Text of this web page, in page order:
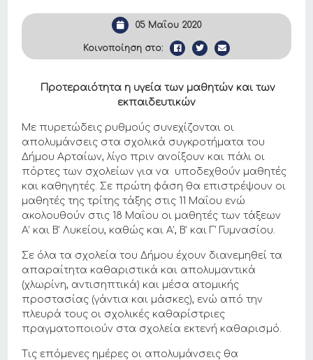
05 Μαΐου 2020
Κοινοποίηση στο:
Προτεραιότητα η υγεία των μαθητών και των
εκπαιδευτικών
Με πυρετώδεις ρυθμούς συνεχίζονται οι
απολυμάνσεις στα σχολικά συγκροτήματα του
Δήμου Αρταίων, λίγο πριν ανοίξουν και πάλι οι
πόρτες των σχολείων για να υποδεχθούν μαθητές
και καθηγητές. Σε πρώτη φάση θα επιστρέψουν οι
μαθητές της τρίτης τάξης στις 11 Μαΐου ενώ
ακολουθούν στις 18 Μαΐου οι μαθητές των τάξεων
Α’ και Β’ Λυκείου, καθώς και Α’, Β’ και Γ’ Γυμνασίου.
Σε όλα τα σχολεία του Δήμου έχουν διανεμηθεί τα
απαραίτητα καθαριστικά και απολυμαντικά
(χλωρίνη, αντισηπτικά) και μέσα ατομικής
προστασίας (γάντια και μάσκες), ενώ από την
πλευρά τους οι σχολικές καθαρίστριες
πραγματοποιούν στα σχολεία εκτενή καθαρισμό.
Τις επόμενες ημέρες οι απολυμάνσεις θα